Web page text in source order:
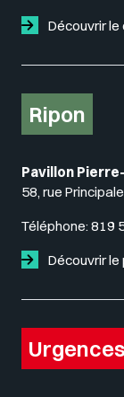
Découvrir le
Ripon
Pavillon
58, rue
Téléphone: 819
Découvrir le
Urgences